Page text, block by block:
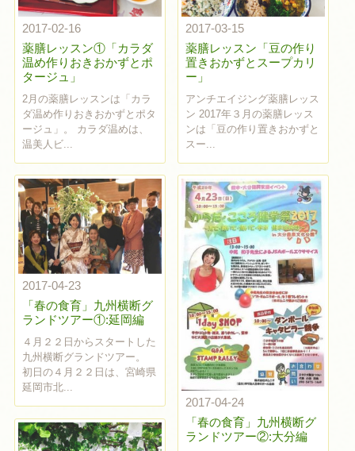
2017-02-16
薬膳レッスン①「カラダ
温め作りおきおかずとポ
タージュ」
2月の薬膳レッスンは「カラ
ダ温め作りおきおかずとポタ
ージュ」。 カラダ温めは、
温美人ビ...
2017-03-15
薬膳レッスン「豆の作り
置きおかずとスープカリ
ー」
アンチエイジング薬膳レッス
ン 2017年３月の薬膳レッス
ンは「豆の作り置きおかずと
スー...
2017-04-23
「春の食育」九州横断グ
ランドツアー①:延岡編
４月２２日からスタートした
九州横断グランドツアー。
初日の４月２２日は、宮崎県
延岡市北...
2017-04-24
「春の食育」九州横断グ
ランドツアー②:大分編